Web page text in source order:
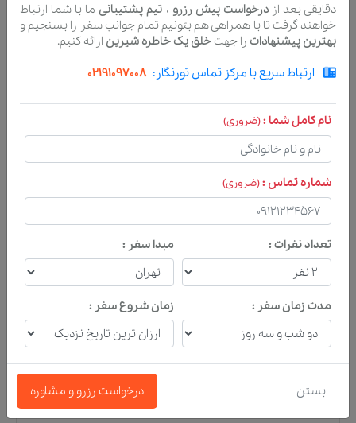
پیشنهاد تورهای مشابه
دقایقی بعد ازدرخواست پیش رزرو ، تیم پشتیبانی ما با شما ارتباط
خواهند گرفت تا با همراهی هم بتونیم تمام جوانب سفر را بسنجیم و
بهترین پیشنهادات را جهت خلق یک خاطره شیرین ارائه کنیم.
ارتباط سریع با مرکز تماس تورنگار: 02191097008
نام کامل شما :(ضروری)
شماره تماس :(ضروری)
تعداد نفرات : مبدا سفر :
مدت زمان سفر : زمان شروع سفر :
بستن درخواست رزرو و مشاوره